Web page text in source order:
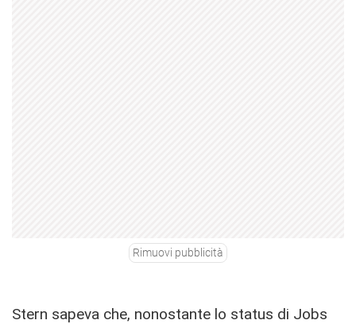
Rimuovi pubblicità
Stern sapeva che, nonostante lo status di Jobs